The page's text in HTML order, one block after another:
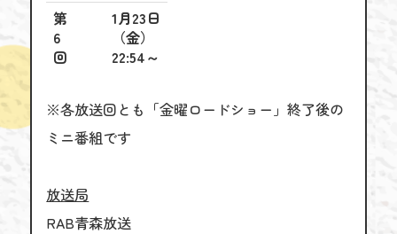
第
6
回
1月23日
（金）
22:54～
※各放送回とも「金曜ロードショー」終了後の
ミニ番組です
放送局
RAB青森放送